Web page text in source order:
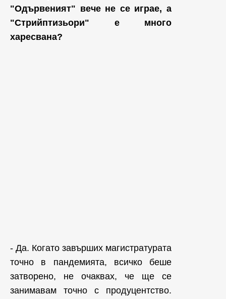
"Одървеният" вече не се играе, а
"Стрийптизьори" е много
харесвана?
- Да. Когато завърших магистратурата
точно в пандемията, всичко беше
затворено, не очаквах, че ще се
занимавам точно с продуцентство.